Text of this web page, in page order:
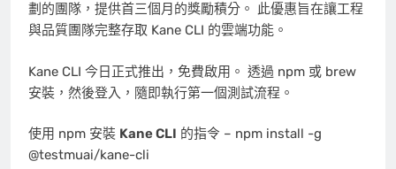
劃的團隊，提供首三個月的獎勵積分。 此優惠旨在讓工程
與品質團隊完整存取 Kane CLI 的雲端功能。
Kane CLI 今日正式推出，免費啟用。 透過 npm 或 brew
安裝，然後登入，隨即執行第一個測試流程。
使用 npm 安裝 Kane CLI 的指令 – npm install -g
@testmuai/kane-cli